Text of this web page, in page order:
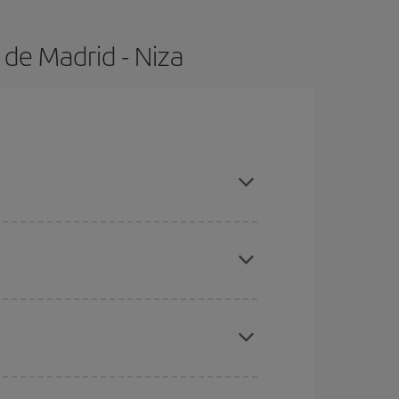
Madrid - Niza